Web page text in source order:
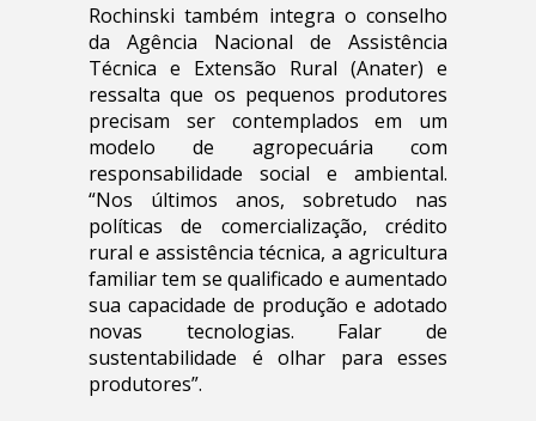
Rochinski também integra o conselho
da Agência Nacional de Assistência
Técnica e Extensão Rural (Anater) e
ressalta que os pequenos produtores
precisam ser contemplados em um
modelo de agropecuária com
responsabilidade social e ambiental.
“Nos últimos anos, sobretudo nas
políticas de comercialização, crédito
rural e assistência técnica, a agricultura
familiar tem se qualificado e aumentado
sua capacidade de produção e adotado
novas tecnologias. Falar de
sustentabilidade é olhar para esses
produtores”.